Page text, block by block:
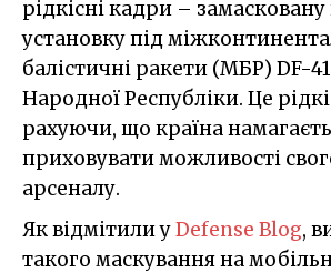
рідкісні кадри –
установку під
балістичні ракети (МБР) DF-
Народної Республіки. Це
рахуючи, що країна
приховувати можливості
арсеналу.
Як відмітили уDefense Blog,
такого маскування на